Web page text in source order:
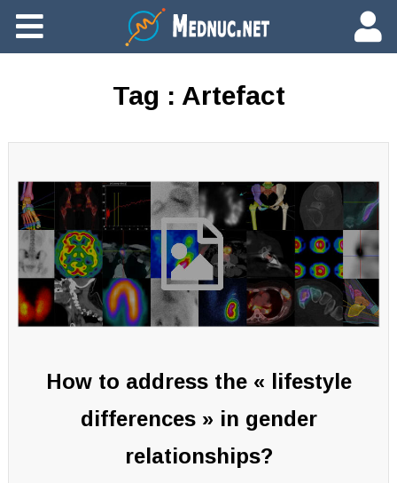
Ajouter du contenu
Tag : Artefact
How to address the « lifestyle
differences » in gender
relationships?